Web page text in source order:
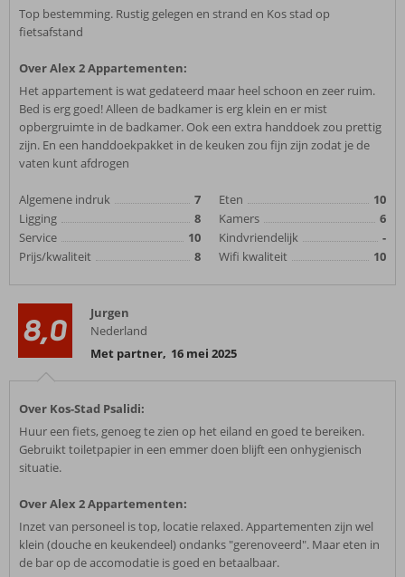
Top bestemming. Rustig gelegen en strand en Kos stad op
fietsafstand
Over Alex 2 Appartementen:
Het appartement is wat gedateerd maar heel schoon en zeer ruim.
Bed is erg goed! Alleen de badkamer is erg klein en er mist
opbergruimte in de badkamer. Ook een extra handdoek zou prettig
zijn. En een handdoekpakket in de keuken zou fijn zijn zodat je de
vaten kunt afdrogen
Algemene indruk
7
Ligging
8
Service
10
Prijs/kwaliteit
8
Eten
10
Kamers
6
Kindvriendelijk
-
Wifi kwaliteit
10
8,0
Jurgen
Nederland
Met partner, 16 mei 2025
Over Kos-Stad Psalidi:
Huur een fiets, genoeg te zien op het eiland en goed te bereiken.
Gebruikt toiletpapier in een emmer doen blijft een onhygienisch
situatie.
Over Alex 2 Appartementen:
Inzet van personeel is top, locatie relaxed. Appartementen zijn wel
klein (douche en keukendeel) ondanks "gerenoveerd". Maar eten in
de bar op de accomodatie is goed en betaalbaar.